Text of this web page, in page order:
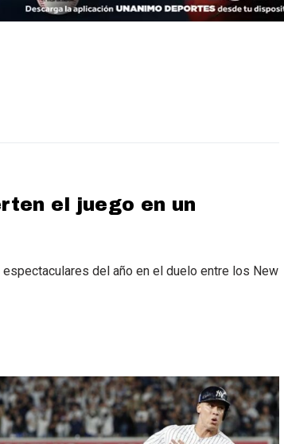
el juego en un
del año en el duelo entre los New